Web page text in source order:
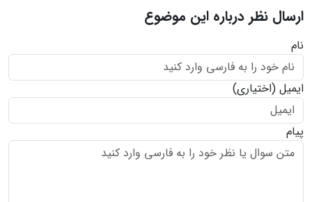
ارسال نظر درباره این موضوع
نام
ایمیل (اختیاری)
پیام